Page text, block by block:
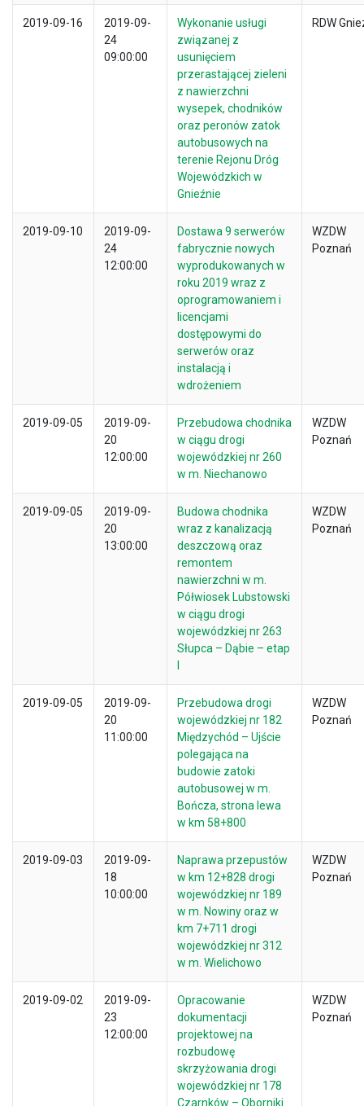
2019-09-16
2019-09-
24
09:00:00
Wykonanie usługi
związanej z
usunięciem
przerastającej zieleni
z nawierzchni
wysepek, chodników
oraz peronów zatok
autobusowych na
terenie Rejonu Dróg
Wojewódzkich w
Gnieźnie
RDW
2019-09-10
2019-09-
24
12:00:00
Dostawa 9 serwerów
fabrycznie nowych
wyprodukowanych w
roku 2019 wraz z
oprogramowaniem i
licencjami
dostępowymi do
serwerów oraz
instalacją i
wdrożeniem
WZDW
Poznań
2019-09-05
2019-09-
20
12:00:00
Przebudowa chodnika
w ciągu drogi
wojewódzkiej nr 260
w m. Niechanowo
WZDW
Poznań
2019-09-05
2019-09-
20
13:00:00
Budowa chodnika
wraz z kanalizacją
deszczową oraz
remontem
nawierzchni w m.
Półwiosek Lubstowski
w ciągu drogi
wojewódzkiej nr 263
Słupca – Dąbie – etap
WZDW
Poznań
2019-09-05
2019-09-
20
11:00:00
Przebudowa drogi
wojewódzkiej nr 182
Międzychód – Ujście
polegająca na
budowie zatoki
autobusowej w m.
Bończa, strona lewa
w km 58+800
WZDW
Poznań
2019-09-03
2019-09-
18
10:00:00
Naprawa przepustów
w km 12+828 drogi
wojewódzkiej nr 189
w m. Nowiny oraz w
km 7+711 drogi
wojewódzkiej nr 312
w m. Wielichowo
WZDW
Poznań
2019-09-02
2019-09-
23
12:00:00
Opracowanie
dokumentacji
projektowej na
rozbudowę
skrzyżowania drogi
wojewódzkiej nr 178
Czarnków – Oborniki
WZDW
Poznań